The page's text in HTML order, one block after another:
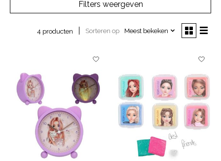
Filters weergeven
4 producten Sorteren op Meest bekeken